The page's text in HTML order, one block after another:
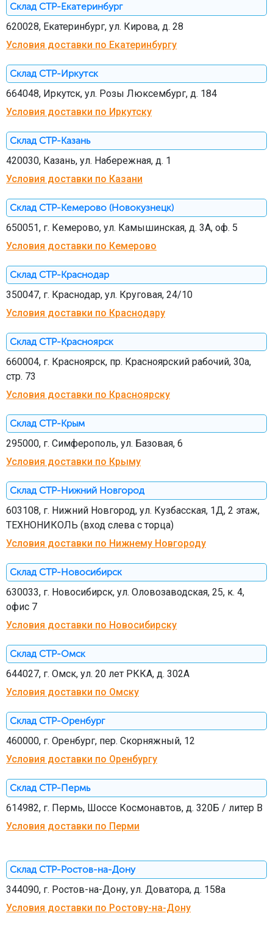
МЕБЕЛЬ ДЛЯ СТОЛОВЫХ
Склад СТР-Екатеринбург
620028, Екатеринбург, ул. Кирова, д. 28
Условия доставки по Екатеринбургу
Склад СТР-Иркутск
664048, Иркутск, ул. Розы Люксембург, д. 184
Условия доставки по Иркутску
Склад СТР-Казань
420030, Казань, ул. Набережная, д. 1
Условия доставки по Казани
Склад СТР-Кемерово (Новокузнецк)
650051, г. Кемерово, ул. Камышинская, д. 3А, оф. 5
Условия доставки по Кемерово
Склад СТР-Краснодар
350047, г. Краснодар, ул. Круговая, 24/10
Условия доставки по Краснодару
Склад СТР-Красноярск
660004, г. Красноярск, пр. Красноярский рабочий, 30а,
стр. 73
Условия доставки по Красноярску
Склад СТР-Крым
295000, г. Симферополь, ул. Базовая, 6
Условия доставки по Крыму
Склад СТР-Нижний Новгород
603108, г. Нижний Новгород, ул. Кузбасская, 1Д, 2 этаж,
ТЕХНОНИКОЛЬ (вход слева с торца)
Условия доставки по Нижнему Новгороду
Склад СТР-Новосибирск
630033, г. Новосибирск, ул. Оловозаводская, 25, к. 4,
офис 7
Условия доставки по Новосибирску
Склад СТР-Омск
644027, г. Омск, ул. 20 лет РККА, д. 302А
Условия доставки по Омску
Склад СТР-Оренбург
460000, г. Оренбург, пер. Скорняжный, 12
Условия доставки по Оренбургу
Склад СТР-Пермь
614982, г. Пермь, Шоссе Космонавтов, д. 320Б / литер В
Условия доставки по Перми
Склад СТР-Ростов-на-Дону
344090, г. Ростов-на-Дону, ул. Доватора, д. 158а
Условия доставки по Ростову-на-Дону